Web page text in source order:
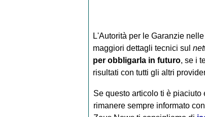
L'Autorità per le Garanzie
maggiori dettagli tecnici sul
per obbligarla in futuro, se i
risultati con tutti gli altri
Se questo articolo ti è piaciuto
rimanere sempre informato con